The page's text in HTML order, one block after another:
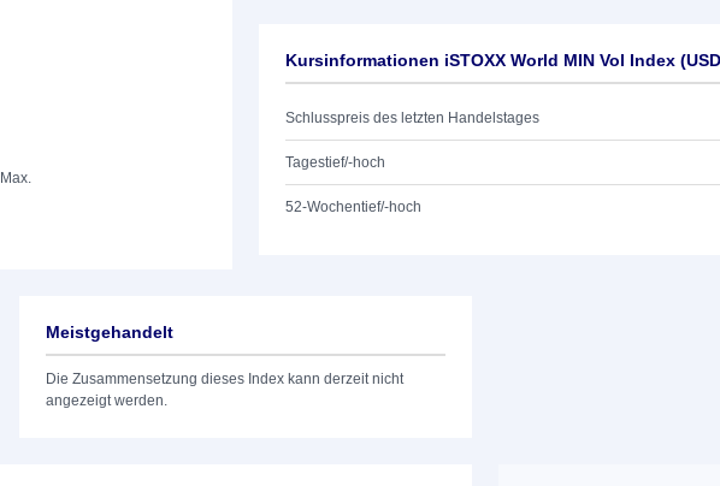
Max.
Kursinformationen iSTOXX World MIN Vol Index
Schlusspreis des letzten Handelstages
Tagestief/-hoch
52-Wochentief/-hoch
Meistgehandelt
Die Zusammensetzung dieses Index kann derzeit nicht
angezeigt werden.